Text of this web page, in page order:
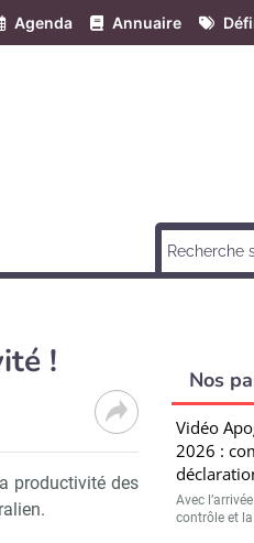
Agenda Annuaire
!
productivité des
Nos
Vidéo
2026 :
Avec
contrôle et